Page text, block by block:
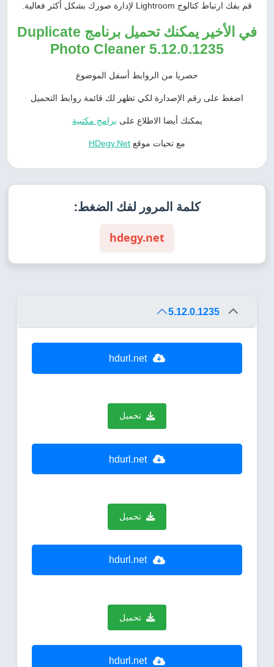
قم بفك ارتباط كتالوج Lightroom لإدارة صورك بشكل أكثر فعالية.
في الأخير يمكنك تحميل برنامج Duplicate
Photo Cleaner 5.12.0.1235
حصريا من الروابط أسفل الموضوع
اضغط على رقم الإصدارة لكي تظهر لك قائمة روابط التحميل
يمكنك أيضا الاطلاع على برامج مكتبية
مع تحيات موقع HDegy.Net
كلمة المرور لفك الضغط:
hdegy.net
5.12.0.1235
hdurl.net
تحميل
hdurl.net
تحميل
hdurl.net
تحميل
hdurl.net